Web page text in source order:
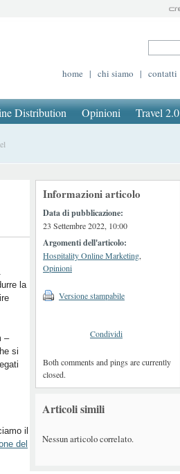
home | chi siamo | contatti
Distribution Opinioni Travel 2.0
Informazioni articolo
Data di pubblicazione:
23 Settembre 2022, 10:00
Argomenti dell'articolo:
Hospitality Online Marketing,
Opinioni
Versione stampabile
Condividi
Both comments and pings are currently
closed.
Articoli simili
Nessun articolo correlato.
la
–
si
il
del